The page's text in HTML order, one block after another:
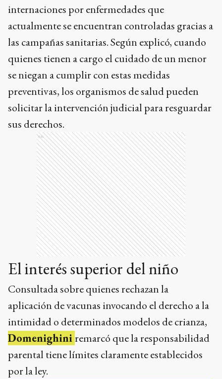
internaciones por enfermedades que
actualmente se encuentran controladas gracias a
las campañas sanitarias. Según explicó, cuando
quienes tienen a cargo el cuidado de un menor
se niegan a cumplir con estas medidas
preventivas, los organismos de salud pueden
solicitar la intervención judicial para resguardar
sus derechos.
Ads
El interés superior del niño
Consultada sobre quienes rechazan la
aplicación de vacunas invocando el derecho a la
intimidad o determinados modelos de crianza,
Domenighiniremarcó que la responsabilidad
parental tiene límites claramente establecidos
por la ley.